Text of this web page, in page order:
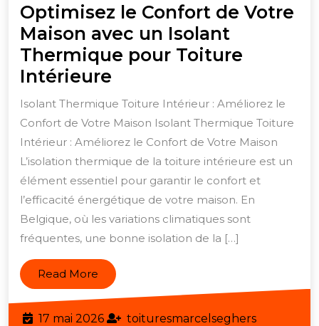
Optimisez le Confort de Votre
Maison avec un Isolant
Thermique pour Toiture
Intérieure
le
Confort
de
Votre
Maison
avec
un
Isolant
Thermique
pour
Toiture
Isolant Thermique Toiture Intérieur : Améliorez le
Confort de Votre Maison Isolant Thermique Toiture
Intérieur : Améliorez le Confort de Votre Maison
L’isolation thermique de la toiture intérieure est un
élément essentiel pour garantir le confort et
l’efficacité énergétique de votre maison. En
Belgique, où les variations climatiques sont
fréquentes, une bonne isolation de la […]
Read More Read
More
17 mai 202617
toituresmarcelseghers